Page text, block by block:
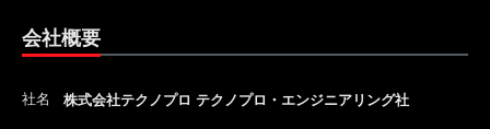
会社概要
社名 株式会社テクノプロ テクノプロ・エンジニアリング社